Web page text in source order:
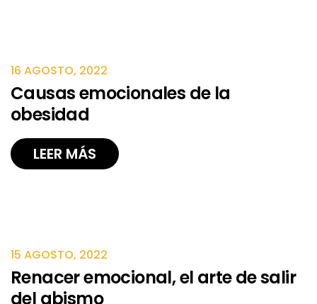
16 AGOSTO, 2022
Causas emocionales de la
obesidad
LEER MÁS
15 AGOSTO, 2022
Renacer emocional, el arte de salir
del abismo